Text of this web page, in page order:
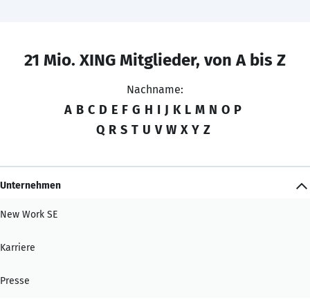
21 Mio. XING Mitglieder, von A bis Z
Nachname:
A B C D E F G H I J K L M N O P
Q R S T U V W X Y Z
Unternehmen
New Work SE
Karriere
Presse